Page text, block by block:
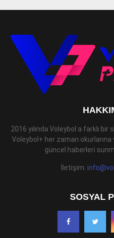
2016 yılında Voleybol a farklı
Voleybol+ her zaman
güncel haberleri
İletişim:
SOSYAL